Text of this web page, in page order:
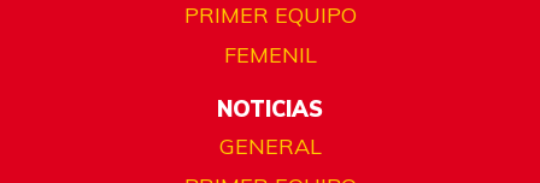
PRIMER EQUIPO
FEMENIL
NOTICIAS
GENERAL